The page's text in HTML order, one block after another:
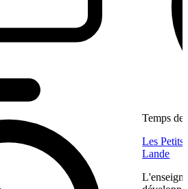
Temps de
Les Petits
Lande